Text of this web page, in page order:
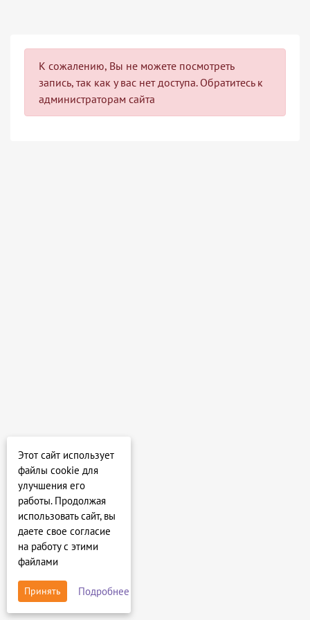
К сожалению, Вы не можете посмотреть
запись, так как у вас нет доступа. Обратитесь к
администраторам сайта
Этот сайт использует
файлы cookie для
улучшения его
работы. Продолжая
использовать сайт, вы
даете свое согласие
на работу с этими
файлами
Принять Подробнее